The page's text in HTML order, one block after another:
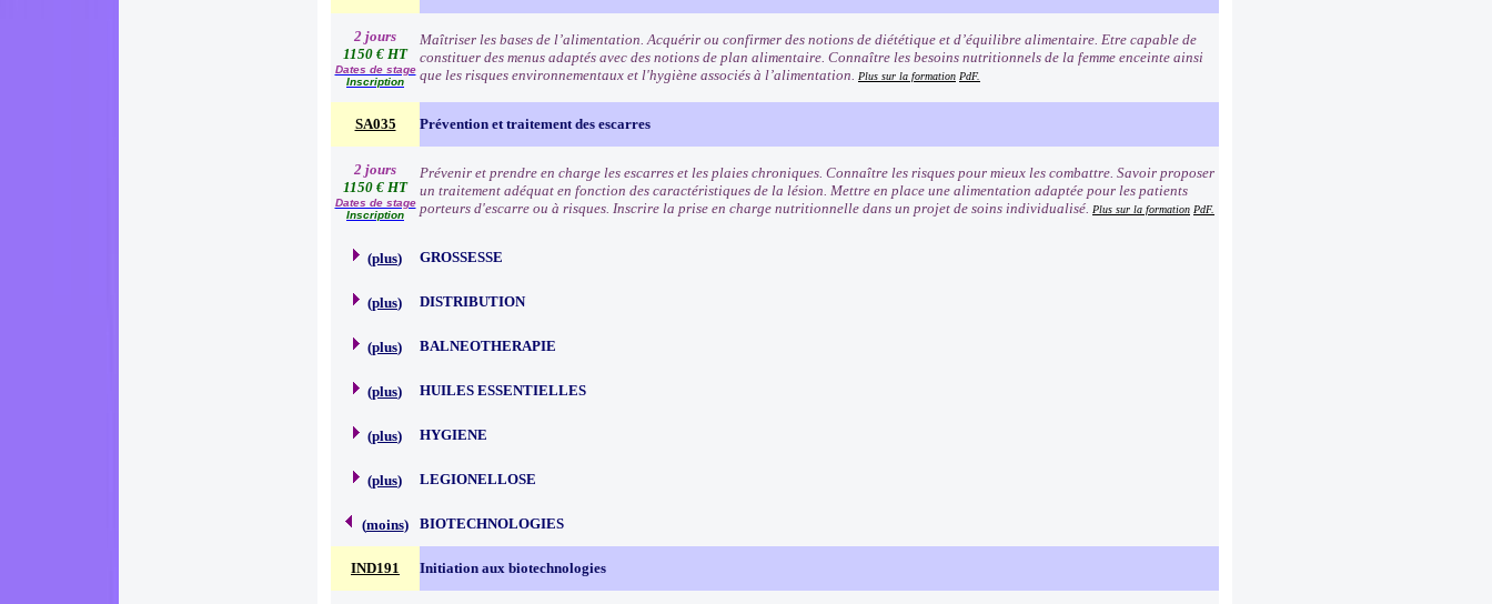
2 jours
1150 € HT
Dates de stage
Inscription
Maîtriser les bases de l’alimentation. Acquérir ou confirmer des notions de diététique et d’équilibre alimentaire. Etre capable de
constituer des menus adaptés avec des notions de plan alimentaire. Connaître les besoins nutritionnels de la femme enceinte ainsi
que les risques environnementaux et l'hygiène associés à l’alimentation. Plus sur la formation PdF.
SA035 Prévention et traitement des escarres
2 jours
1150 € HT
Dates de stage
Inscription
Prévenir et prendre en charge les escarres et les plaies chroniques. Connaître les risques pour mieux les combattre. Savoir proposer
un traitement adéquat en fonction des caractéristiques de la lésion. Mettre en place une alimentation adaptée pour les patients
porteurs d'escarre ou à risques. Inscrire la prise en charge nutritionnelle dans un projet de soins individualisé. Plus sur la formation PdF.
(plus) GROSSESSE
(plus) DISTRIBUTION
(plus) BALNEOTHERAPIE
(plus) HUILES ESSENTIELLES
(plus) HYGIENE
(plus) LEGIONELLOSE
(moins) BIOTECHNOLOGIES
IND191 Initiation aux biotechnologies